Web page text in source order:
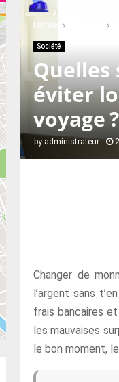
Home
Société
Quelles
éviter
voyage ?
by administrateur
Changer de
l’argent sans
frais bancaires
les mauvaises
le bon moment,